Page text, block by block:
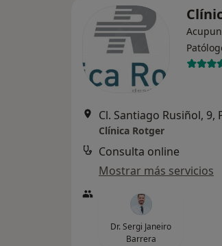
Clínica Rotger
Consulta online
Mostrar más servicios
Dr. Sergi Janeiro
Barrera